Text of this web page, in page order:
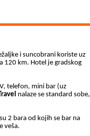
i suncobrani koriste uz
120 km. Hotel je gradskog
telefon, mini bar (uz
nalaze se standard sobe,
2 bara od kojih se bar na
veša.